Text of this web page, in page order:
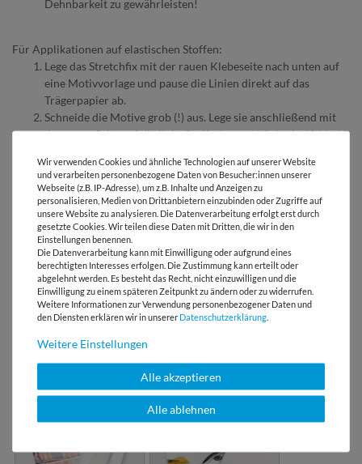
Dehnbarkeit zu gewährleisten!
Für Applikationen auf elastischen Stoffen:
Lege das Stretchfix mit der rauen Klebeseite nach unten auf
eine Motivvorlage und pause die Linien direkt auf das
Trägerpapier ab.
Schneide die Motive grob (!) aus. Lege sie anschließend mit
der rauen Seite auf die linke Stoffseite und bügle sie 10 bis 12
Wichtig: Lass die Teile gut auskühlen!
Schneide die Konturen exakt aus, entferne das Trägerpapier
und positioniere sie mit der Klebeseite nach unten auf dem
Oberstoff. Wenn alles an der richtigen Position liegt, legst Du
ein feuchtes Tuch über den Stoff, bügelst alles mit denselben
Bügeleinstellungen auf und gibst dem Stoff Zeit, um
abzukühlen.
Jetzt sind alle Motivteile fixiert und verrutschen nicht mehr.
Nähe sie entlang ihrer Konturen fest.
Band mit einer Breite von 3 cm
ANDERE KUNDEN KAUFTEN DAZU:
Wir verwenden Cookies und ähnliche Technologien auf unserer Website
und verarbeiten personenbezogene Daten von Besucher:innen unserer
Webseite (z.B. IP-Adresse), um z.B. Inhalte und Anzeigen zu
personalisieren, Medien von Drittanbietern einzubinden oder Zugriffe auf
unsere Website zu analysieren. Die Datenverarbeitung erfolgt erst durch
gesetzte Cookies. Wir teilen diese Daten mit Dritten, die wir in den
Einstellungen benennen.
Die Datenverarbeitung kann mit Einwilligung oder aufgrund eines
berechtigten Interesses erfolgen. Die Zustimmung kann erteilt oder
abgelehnt werden. Es besteht das Recht, nicht einzuwilligen und die
Einwilligung zu einem späteren Zeitpunkt zu ändern oder zu widerrufen.
Weitere Informationen zur Verwendung personenbezogener Daten und
den Diensten erklären wir in unserer Daten­schutz­erklärung
Weitere Einstellungen
Alle akzeptieren
Alle ablehnen